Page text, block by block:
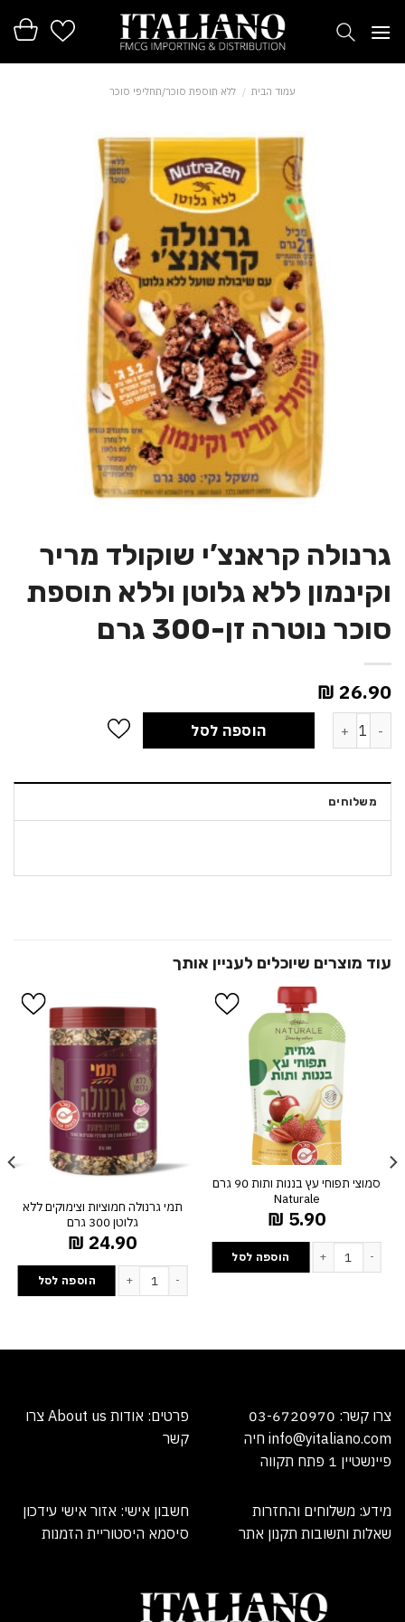
עמוד הבית / ללא תוספת סוכר/תחליפי סוכר
גרנולה קראנצ’י שוקולד מריר
וקינמון ללא גלוטן וללא תוספת
סוכר נוטרה זן-300 גרם
26.90
₪
כמות של גרנולה קראנצ'י שוקולד מריר וקינמון ללא גלוטן וללא תוספת סוכר
הוספה לסל
משלוחים
הוסף ל
סמוצי תפוחי עץ בננות ותות 90 גרם
Naturale
5.90
₪
הוספה לסל
הוסף ל
WISHLIST
תמי גרנולה חמוציות וצימוקים ללא
גלוטן 300 גרם
24.90
₪
כמות של תמי גרנולה חמוציות וצימוקים ללא גלוטן 300 גרם
הוספה לסל
כמות של תמי גרנולה שקדים וגרעינים
צרו קשר: 03-6720970
info@yitaliano.com חיה
פיינשטיין 1 פתח תקווה
פרטים: אודות About us צרו
קשר
מידע: משלוחים והחזרות
שאלות ותשובות תקנון אתר
חשבון אישי: אזור אישי עידכון
סיסמא היסטוריית הזמנות